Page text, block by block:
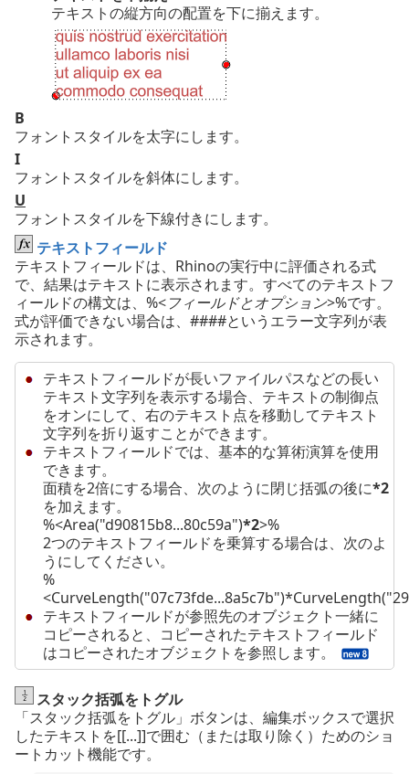
テキストの縦方向の配置を下に揃えます。
B
フォントスタイルを太字にします。
I
フォントスタイルを斜体にします。
U
フォントスタイルを下線付きにします。
テキストフィールド
テキストフィールドは、Rhinoの実行中に評価される式
で、結果はテキストに表示されます。すべてのテキストフ
ィールドの構文は、%<フィールドとオプション>%です。
式が評価できない場合は、####というエラー文字列が表
示されます。
テキストフィールドが長いファイルパスなどの長い
テキスト文字列を表示する場合、テキストの制御点
をオンにして、右のテキスト点を移動してテキスト
文字列を折り返すことができます。
テキストフィールドでは、基本的な算術演算を使用
できます。
面積を2倍にする場合、次のように閉じ括弧の後に*2
を加えます。
%<Area("d90815b8...80c59a")*2>%
2つのテキストフィールドを乗算する場合は、次のよ
うにしてください。
%
テキストフィールドが参照先のオブジェクト一緒に
コピーされると、コピーされたテキストフィールド
はコピーされたオブジェクトを参照します。
スタック括弧をトグル
「スタック括弧をトグル」ボタンは、編集ボックスで選択
したテキストを[[...]]で囲む（または取り除く）ためのショ
ートカット機能です。